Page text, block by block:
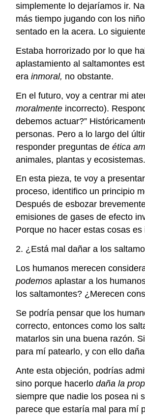
simplemente lo dejaríamos ir.
más tiempo jugando con los
sentado en la acera. Lo
Estaba horrorizado por lo que
aplastamiento al saltamontes
era inmoral, no obstante.
En el futuro, voy a centrar mi
moralmente incorrecto).
debemos actuar?”
personas. Pero a lo largo del
responder preguntas de ética
animales, plantas y ecosistemas.
En esta pieza, te voy a
proceso, identifico un principio
Después de esbozar
emisiones de gases de efecto
Porque no hacer estas cosas es
2. ¿Está mal dañar a los
Los humanos merecen
podemos aplastar a los
los saltamontes? ¿Merecen
Se podría pensar que los
correcto, entonces como los
matarlos sin una buena razón.
para mí patearlo, y con ello
Ante esta objeción, podrías
sino porque hacerlo daña la
siempre que nadie los posea ni
parece que estaría mal para mí